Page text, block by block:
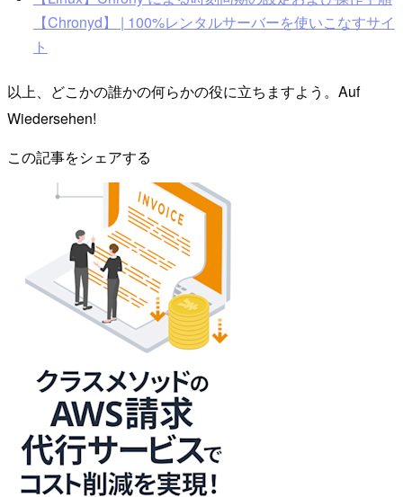
【Chronyd】 | 100%レンタルサーバーを使いこなすサイ
ト
以上、どこかの誰かの何らかの役に立ちますよう。Auf
Wiedersehen!
この記事をシェアする